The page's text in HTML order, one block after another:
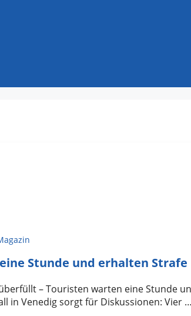
Stunde und erhalten Strafe
– Touristen warten eine Stunde
in Venedig sorgt für Diskussionen: Vier